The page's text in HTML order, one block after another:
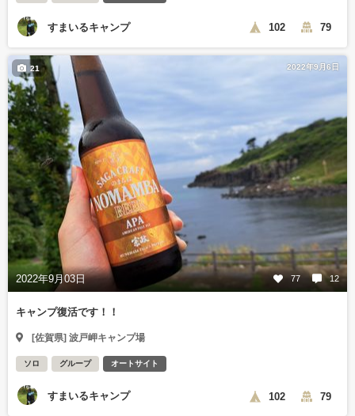
すまいるキャンプ 102 79
2022年9月6日
2022年9月03日 77 12
21
キャンプ復活です！！
[佐賀県] 波戸岬キャンプ場
ソロ グループ オートサイト
すまいるキャンプ 102 79